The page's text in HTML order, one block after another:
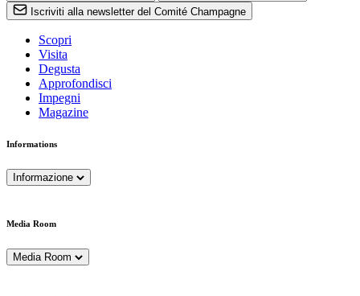
Iscriviti alla newsletter del Comité Champagne
Scopri
Visita
Degusta
Approfondisci
Impegni
Magazine
Informations
Informazione
Media Room
Media Room